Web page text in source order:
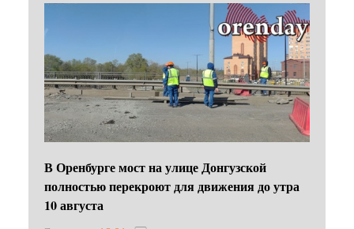
В Оренбурге мост на улице Донгузской
полностью перекроют для движения до утра
10 августа